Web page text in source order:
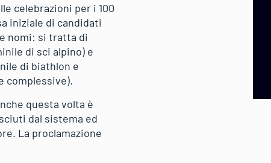
celebrazioni per i 100
iniziale di candidati
nomi: si tratta di
di sci alpino) e
di biathlon e
complessive).
questa volta è
dal sistema ed
La proclamazione